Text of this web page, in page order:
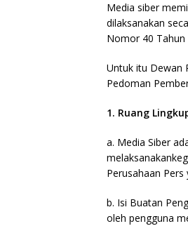
Media siber
dilaksanakan
Nomor 40 Tahun
Untuk itu Dewan
Pedoman
1. Ruang
a. Media Siber
Perusahaan
b. Isi Buatan
oleh pengguna